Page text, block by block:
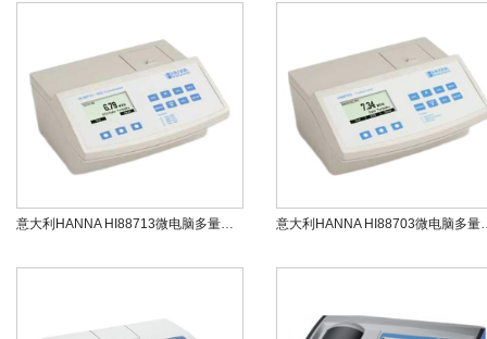
意大利HANNA HI88713微电脑多量程浊度测定仪 意大利